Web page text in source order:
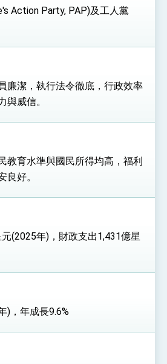
Action Party, PAP)及工人黨
廉潔，執行法令徹底，行政效率
與威信。
教育水準與國民所得均高，福利
良好。
(2025年)，財政支出1,431億星
)，年成長9.6%